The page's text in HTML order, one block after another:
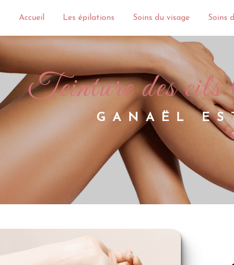
Accueil Les épilations Soins du visage Soins
teinture des
GANAËL